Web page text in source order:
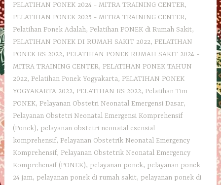
PELATIHAN PONEK 2024 - MITRA TRAINING CENTER,
PELATIHAN PONEK 2025 - MITRA TRAINING CENTER,
Pelatihan Ponek Adalah, Pelatihan PONEK di Rumah Sakit,
PELATIHAN PONEK DI RUMAH SAKIT 2022, PELATIHAN
PONEK RS 2022, PELATIHAN PONEK RUMAH SAKIT 2024 -
MITRA TRAINING CENTER, PELATIHAN PONEK TAHUN
2022, Pelatihan Ponek Yogyakarta, PELATIHAN PONEK
YOGYAKARTA 2022, PELATIHAN RS 2022, Pelatihan Tim
PONEK, Pelayanan Obstetri Neonatal Emergensi Dasar,
Pelayanan Obstetri Neonatal Emergensi Komprehensif
(Ponek), pelayanan obstetri neonatal esensial
komprehensif, Pelayanan Obstetrik Neonatal Emergency
Komprehensif, Pelayanan Obstetrik Neonatal Emergency
Komprehensif (PONEK), pelayanan ponek, pelayanan ponek
24 jam, pelayanan ponek di rumah sakit, pelayanan ponek di